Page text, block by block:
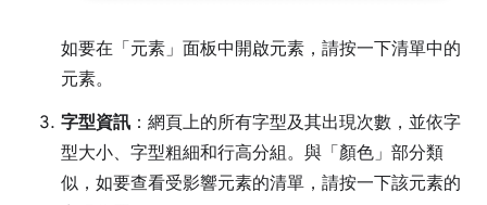
如要在「元素」 面板中開啟元素，請按一下清單中的
元素。
字型資訊 ：網頁上的所有字型及其出現次數，並依字
型大小、字型粗細和行高分組。與「顏色」 部分類
似，如要查看受影響元素的清單，請按一下該元素的